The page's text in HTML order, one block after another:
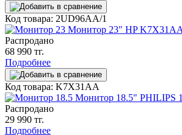
Код товара: 2UD96AA/1
Монитор 23" HP
Распродано
68 990 тг.
Подробнее
Код товара: K7X31AA
Монитор 18.5" PHILIPS
Распродано
29 990 тг.
Подробнее